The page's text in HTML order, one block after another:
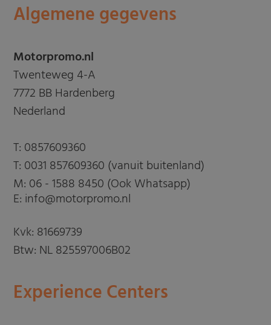
Algemene gegevens
Motorpromo.nl
Twenteweg 4-A
7772 BB Hardenberg
Nederland
T: 0857609360
T: 0031 857609360 (vanuit buitenland)
M: 06 - 1588 8450 (Ook Whatsapp)
E: info@motorpromo.nl
Kvk: 81669739
Btw: NL 825597006B02
Experience Centers